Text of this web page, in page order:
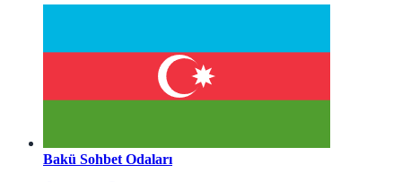
Bakü Sohbet Odaları